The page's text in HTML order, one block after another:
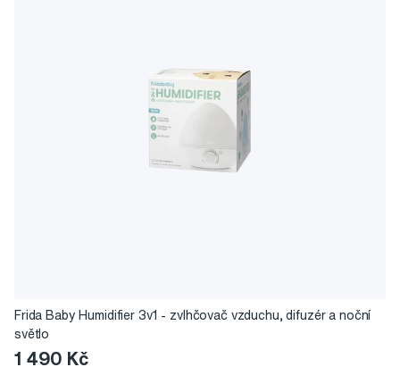
Frida Baby Humidifier 3v1 - zvlhčovač vzduchu, difuzér a noční
světlo
1 490 Kč